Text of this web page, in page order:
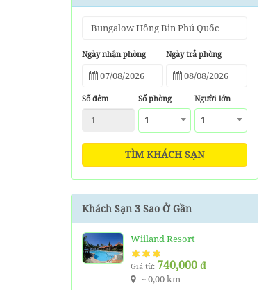
Ngày nhận phòng Ngày trả phòng
Số đêm Số phòng
1
Người lớn
1
TÌM KHÁCH SẠN
Khách Sạn 3 Sao Ở Gần
Wiiland Resort
Giá từ: 740,000 đ
~ 0,00 km